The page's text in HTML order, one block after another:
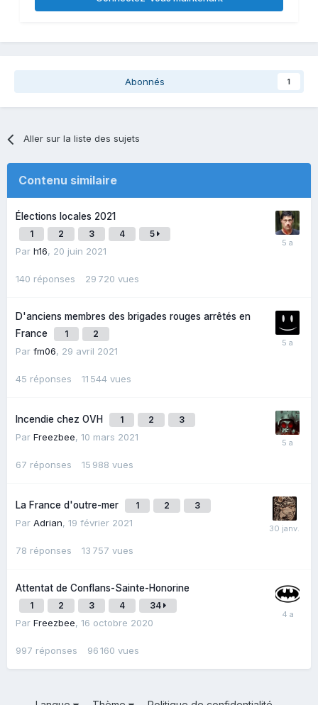
Abonnés 1
Aller sur la liste des sujets
Contenu similaire
Élections locales 2021
1 2 3 4 5
Par h16, 20 juin 2021
140 réponses 29 720 vues
D'anciens membres des brigades rouges arrêtés en
France
1 2
Par fm06, 29 avril 2021
45 réponses 11 544 vues
Incendie chez OVH 1 2 3
Par Freezbee, 10 mars 2021
67 réponses 15 988 vues
La France d'outre-mer 1 2 3
Par Adrian, 19 février 2021
78 réponses 13 757 vues
Attentat de Conflans-Sainte-Honorine
1 2 3 4 34
Par Freezbee, 16 octobre 2020
997 réponses 96 160 vues